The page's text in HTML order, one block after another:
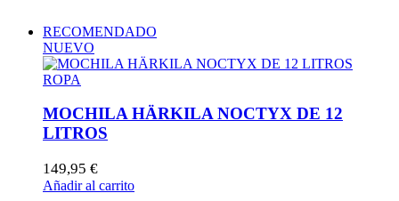
RECOMENDADO
NUEVO
ROPA
MOCHILA HÄRKILA NOCTYX DE 12
LITROS
149,95 €
Añadir al carrito